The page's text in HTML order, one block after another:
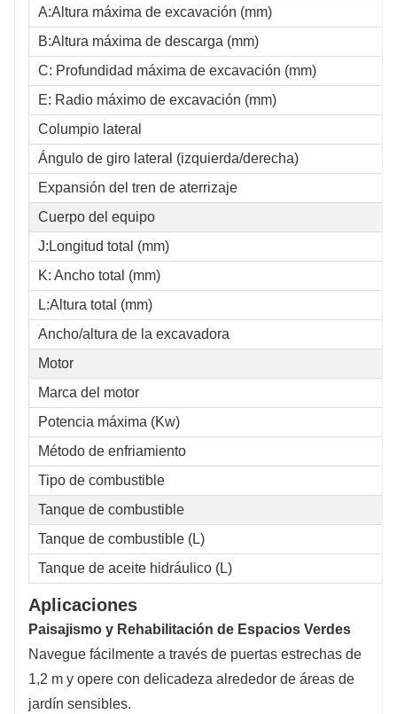
A:Altura máxima de excavación (mm)
B:Altura máxima de descarga (mm)
C: Profundidad máxima de excavación (mm)
E: Radio máximo de excavación (mm)
Columpio lateral
Ángulo de giro lateral (izquierda/derecha)
Expansión del tren de aterrizaje
Cuerpo del equipo
J:Longitud total (mm)
K: Ancho total (mm)
L:Altura total (mm)
Ancho/altura de la excavadora
Motor
Marca del motor
Potencia máxima (Kw)
Método de enfriamiento
Tipo de combustible
Tanque de combustible
Tanque de combustible (L)
Tanque de aceite hidráulico (L)
Aplicaciones
Paisajismo y Rehabilitación de Espacios Verdes
Navegue fácilmente a través de puertas estrechas de
1,2 m y opere con delicadeza alrededor de áreas de
jardín sensibles.